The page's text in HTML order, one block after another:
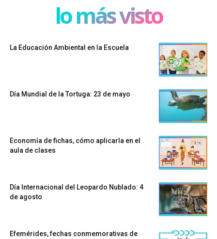
lo más visto
La Educación Ambiental en la Escuela
Día Mundial de la Tortuga: 23 de mayo
Economía de fichas, cómo aplicarla en el
aula de clases
Día Internacional del Leopardo Nublado: 4
de agosto
Efemérides, fechas conmemorativas de